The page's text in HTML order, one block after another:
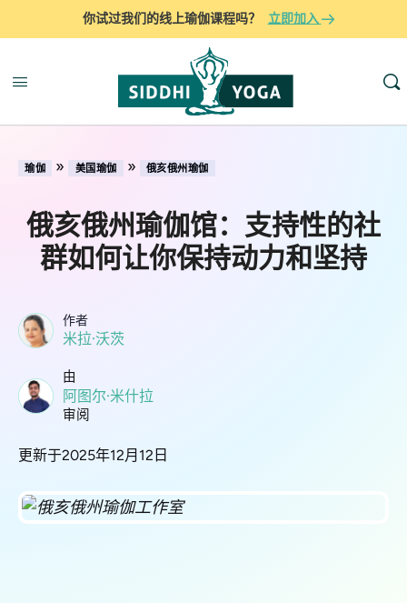
你试过我们的线上瑜伽课程吗？ 立即加入
瑜伽 » 美国瑜伽 » 俄亥俄州瑜伽
俄亥俄州瑜伽馆：支持性的社
群如何让你保持动力和坚持
作者
米拉·沃茨
由
阿图尔·米什拉
审阅
更新于2025年12月12日